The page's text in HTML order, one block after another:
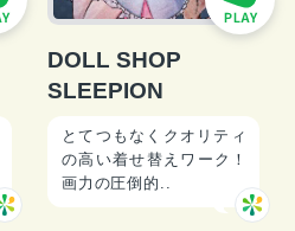
DOLL SHOP
SLEEPION
とてつもなくクオリティ
の高い着せ替えワーク！
画力の圧倒的..